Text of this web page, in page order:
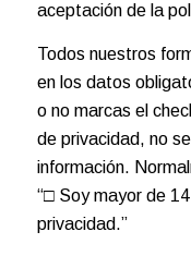
aceptación de la
Todos nuestros
en los datos
o no marcas el
de privacidad, no
información.
“□ Soy mayor de
privacidad.”